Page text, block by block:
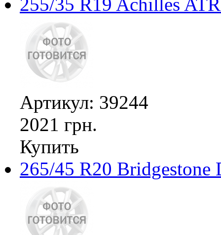
Артикул: 39244
2021 грн.
Купить
265/45 R20 Bridgestone